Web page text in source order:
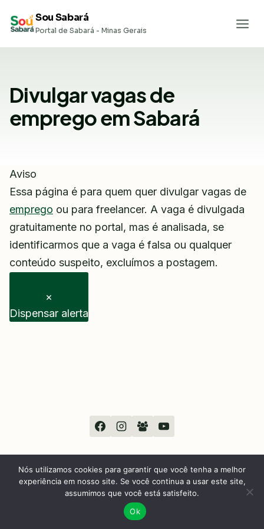
para
Sou Sabará
Portal de Sabará - Minas Gerais
Divulgar vagas de
emprego em Sabará
Aviso
Essa página é para quem quer divulgar vagas de
emprego ou para freelancer. A vaga é divulgada
gratuitamente no portal, mas é analisada, se
identificarmos que a vaga é falsa ou qualquer
conteúdo suspeito, excluímos a postagem.
×
Dispensar alerta
© 2026 Sou Sabará
Nós utilizamos cookies para garantir que você tenha a melhor
experiência em nosso site. Se você continua a usar este site,
assumimos que você está satisfeito.
Ok